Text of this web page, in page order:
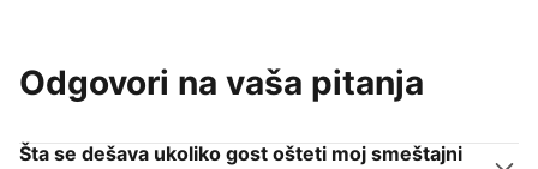
Odgovori na vaša pitanja
Šta se dešava ukoliko gost ošteti moj smeštajni